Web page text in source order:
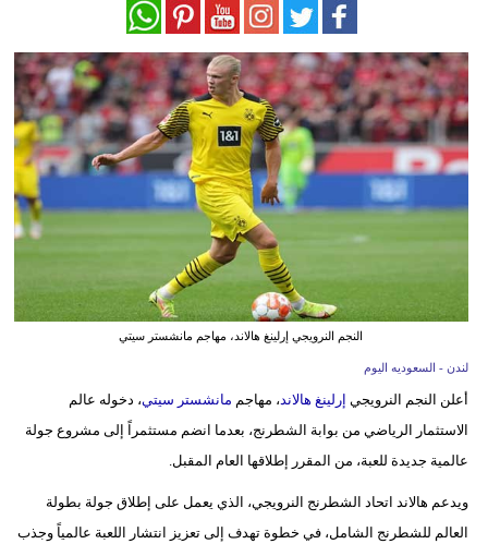
سياحة
وسفر
ديكور
أخبار
إعلام
تعليم
وتكنولوجيا
مدوَّنات
النجم النرويجي إرلينغ هالاند، مهاجم مانشستر سيتي
لندن - السعوديه اليوم
أعلن النجم النرويجي إرلينغ هالاند، مهاجم مانشستر سيتي، دخوله عالم
الاستثمار الرياضي من بوابة الشطرنج، بعدما انضم مستثمراً إلى مشروع جولة
عالمية جديدة للعبة، من المقرر إطلاقها العام المقبل.
ويدعم هالاند اتحاد الشطرنج النرويجي، الذي يعمل على إطلاق جولة بطولة
العالم للشطرنج الشامل، في خطوة تهدف إلى تعزيز انتشار اللعبة عالمياً وجذب